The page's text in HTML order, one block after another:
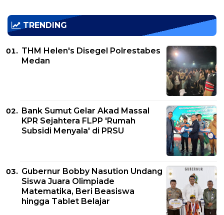
TRENDING
THM Helen's Disegel Polrestabes
Medan
Bank Sumut Gelar Akad Massal
KPR Sejahtera FLPP 'Rumah
Subsidi Menyala' di PRSU
Gubernur Bobby Nasution Undang
Siswa Juara Olimpiade
Matematika, Beri Beasiswa
hingga Tablet Belajar